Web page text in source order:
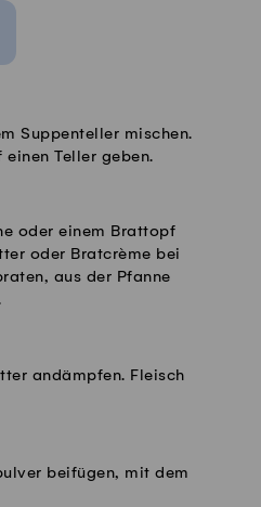
Suppenteller mischen.
Teller geben.
oder einem Brattopf
oder Bratcrème bei
aus der Pfanne
andämpfen. Fleisch
beifügen, mit dem